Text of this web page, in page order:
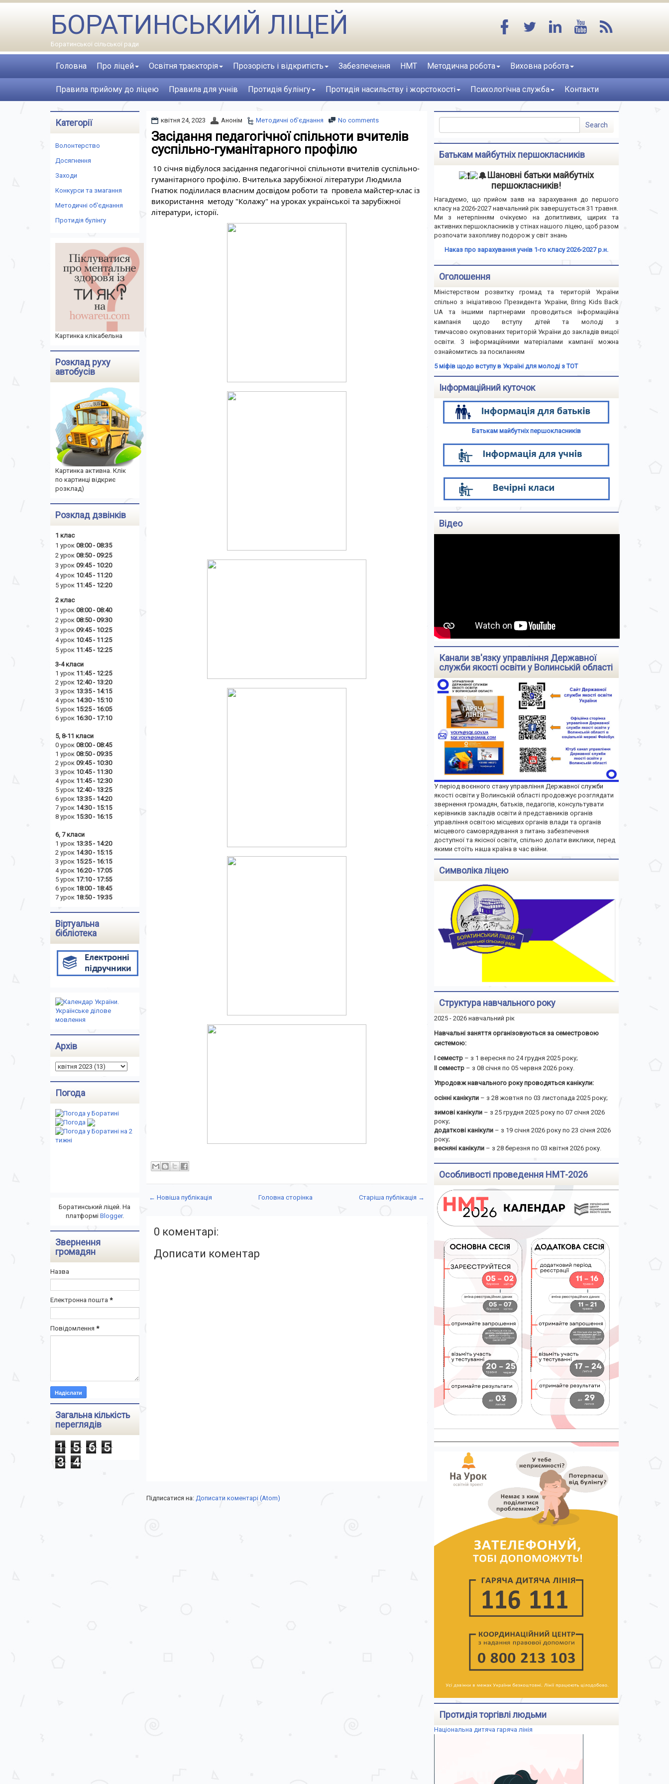
БОРАТИНСЬКИЙ ЛІЦЕЙ
Боратинської сільської ради
Головна Про ліцей Освітня траєкторія Прозорість і відкритість Забезпечення НМТ Методична робота Виховна робота
Правила прийому до ліцею Правила для учнів Протидія булінгу Протидія насильству і жорстокості Психологічна служба Контакти
квітня 24, 2023 Анонім Методичні об'єднання No comments
Засідання педагогічної спільноти вчителів
суспільно-гуманітарного профілю
10 січня відбулося засідання педагогічної спільноти вчителів суспільно-
гуманітарного профілю. Вчителька зарубіжної літератури Людмила
Гнатюк поділилася власним досвідом роботи та  провела майстер-клас із
використання  методу "Колажу" на уроках української та зарубіжної
літератури, історії.
← Новіша публікація Старіша публікація →
Головна сторінка
0 коментарі:
Дописати коментар
Підписатися на: Дописати коментарі (Atom)
Категорії
Волонтерство
Досягнення
Заходи
Конкурси та змагання
Методичні об'єднання
Протидія булінгу
Картинка клікабельна
Розклад руху
автобусів
Картинка активна. Клік
по картинці відкриє
розклад)
Розклад дзвінків
1 клас
1 урок 08:00 - 08:35
2 урок 08:50 - 09:25
3 урок 09:45 - 10:20
4 урок 10:45 - 11:20
5 урок 11:45 - 12:20
2 клас
1 урок 08:00 - 08:40
2 урок 08:50 - 09:30
3 урок 09:45 - 10:25
4 урок 10:45 - 11:25
5 урок 11:45 - 12:25
3-4 класи
1 урок 11:45 - 12:25
2 урок 12:40 - 13:20
3 урок 13:35 - 14:15
4 урок 14:30 - 15:10
5 урок 15:25 - 16:05
6 урок 16:30 - 17:10
5, 8-11 класи
0 урок 08:00 - 08:45
1 урок 08:50 - 09:35
2 урок 09:45 - 10:30
3 урок 10:45 - 11:30
4 урок 11:45 - 12:30
5 урок 12:40 - 13:25
6 урок 13:35 - 14:20
7 урок 14:30 - 15:15
8 урок 15:30 - 16:15
6, 7 класи
1 урок 13:35 - 14:20
2 урок 14:30 - 15:15
3 урок 15:25 - 16:15
4 урок 16:20 - 17:05
5 урок 17:10 - 17:55
6 урок 18:00 - 18:45
7 урок 18:50 - 19:35
Віртуальна
бібліотека
Архів
Погода
Боратинський ліцей. На
платформі Blogger.
Звернення
громадян
Назва
Електронна пошта *
Повідомлення *
Загальна кількість
переглядів
1 5 6
5
3
4
Батькам майбутніх першокласників
Шановні батьки майбутніх
першокласників!
Нагадуємо, що прийом заяв на зарахування до першого
класу на 2026-2027 навчальний рік завершується 31 травня.
Ми з нетерпінням очікуємо на допитливих, щирих та
активних першокласників у стінах нашого ліцею, щоб разом
розпочати захопливу подорож у світ знань
Наказ про зарахування учнів 1-го класу 2026-2027 р.н.
Оголошення
Міністерством розвитку громад та територій України
спільно з ініціативою Президента України, Bring Kids Back
UA та іншими партнерами проводиться інформаційна
кампанія щодо вступу дітей та молоді з
тимчасово окупованих територій України до закладів вищої
освіти. З інформаційними матеріалами кампанії можна
ознайомитись за посиланням
5 міфів щодо вступу в Україні для молоді з ТОТ
Інформаційний куточок
Батькам майбутніх першокласників
Відео
Канали зв'язку управління Державної
служби якості освіти у Волинській області
У період воєнного стану управління Державної служби
якості освіти у Волинській області продовжує розглядати
звернення громадян, батьків, педагогів, консультувати
керівників закладів освіти й представників органів
управління освітою місцевих органів влади та органів
місцевого самоврядування з питань забезпечення
доступної та якісної освіти, спільно долати виклики, перед
якими стоїть наша країна в час війни.
Символіка ліцею
Структура навчального року
2025 - 2026 навчальний рік
Навчальні заняття організовуються за семестровою
системою:
І семестр– з 1 вересня по 24 грудня 2025 року;
ІІ семестр– з 08 січня по 05 червня 2026 року.
Упродовж навчального року проводяться канікули:
осінні канікули– з 28 жовтня по 03 листопада 2025 року;
зимові канікули– з 25 грудня 2025 року по 07 січня 2026
року;
додаткові канікули– з 19 січня 2026 року по 23 січня 2026
року;
весняні канікули– з 28 березня по 03 квітня 2026 року.
Особливості проведення НМТ-2026
Протидія торгівлі людьми
Національна дитяча гаряча лінія